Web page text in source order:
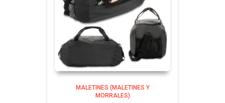
MALETINES (MALETINES Y
MORRALES)